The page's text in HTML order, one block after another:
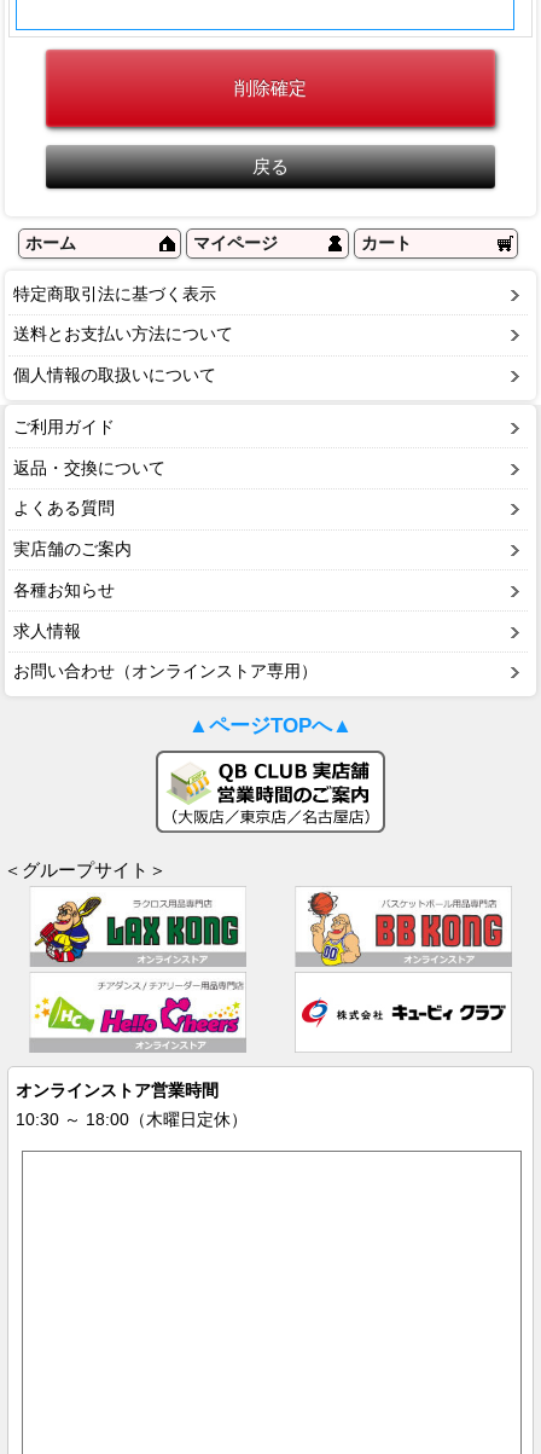
ホーム マイページ カート
特定商取引法に基づく表示
送料とお支払い方法について
個人情報の取扱いについて
ご利用ガイド
返品・交換について
よくある質問
実店舗のご案内
各種お知らせ
求人情報
お問い合わせ（オンラインストア専用）
▲ページTOPへ▲
＜グループサイト＞
オンラインストア営業時間
10:30 ～ 18:00（木曜日定休）